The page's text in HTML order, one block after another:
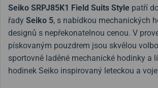
Seiko SRPJ85K1 Field Suits Style patří
řady Seiko 5, s nabídkou mechanických
designů s nepřekonatelnou cenou. V
pískovaným pouzdrem jsou skvělou
sportovně laděné mechanické hodinky a
hodinek Seiko inspirovaný leteckou a